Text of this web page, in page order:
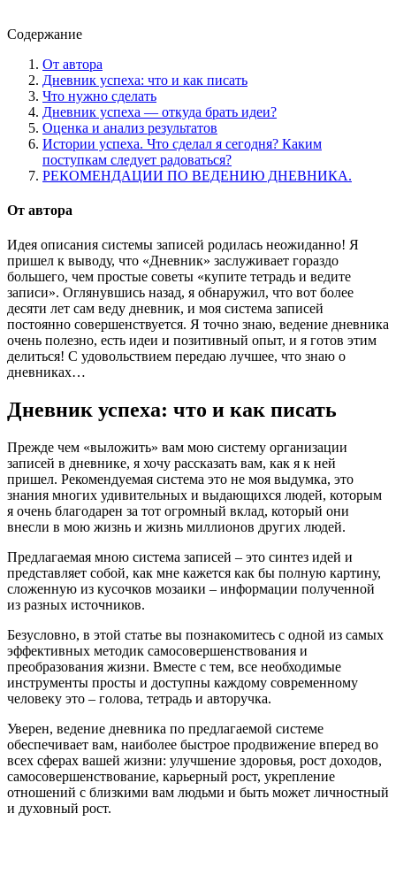
Содержание
От автора
Дневник успеха: что и как писать
Что нужно сделать
Дневник успеха — откуда брать идеи?
Оценка и анализ результатов
Истории успеха. Что сделал я сегодня? Каким
поступкам следует радоваться?
РЕКОМЕНДАЦИИ ПО ВЕДЕНИЮ ДНЕВНИКА.
От автора
Идея описания системы записей родилась неожиданно! Я
пришел к выводу, что «Дневник» заслуживает гораздо
большего, чем простые советы «купите тетрадь и ведите
записи». Оглянувшись назад, я обнаружил, что вот более
десяти лет сам веду дневник, и моя система записей
постоянно совершенствуется. Я точно знаю, ведение дневника
очень полезно, есть идеи и позитивный опыт, и я готов этим
делиться! С удовольствием передаю лучшее, что знаю о
дневниках…
Дневник успеха: что и как писать
Прежде чем «выложить» вам мою систему организации
записей в дневнике, я хочу рассказать вам, как я к ней
пришел. Рекомендуемая система это не моя выдумка, это
знания многих удивительных и выдающихся людей, которым
я очень благодарен за тот огромный вклад, который они
внесли в мою жизнь и жизнь миллионов других людей.
Предлагаемая мною система записей – это синтез идей и
представляет собой, как мне кажется как бы полную картину,
сложенную из кусочков мозаики – информации полученной
из разных источников.
Безусловно, в этой статье вы познакомитесь с одной из самых
эффективных методик самосовершенствования и
преобразования жизни. Вместе с тем, все необходимые
инструменты просты и доступны каждому современному
человеку это – голова, тетрадь и авторучка.
Уверен, ведение дневника по предлагаемой системе
обеспечивает вам, наиболее быстрое продвижение вперед во
всех сферах вашей жизни: улучшение здоровья, рост доходов,
самосовершенствование, карьерный рост, укрепление
отношений с близкими вам людьми и быть может личностный
и духовный рост.